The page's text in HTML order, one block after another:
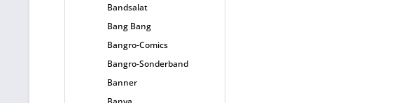
Bandsalat
Bang Bang
Bangro-Comics
Bangro-Sonderband
Banner